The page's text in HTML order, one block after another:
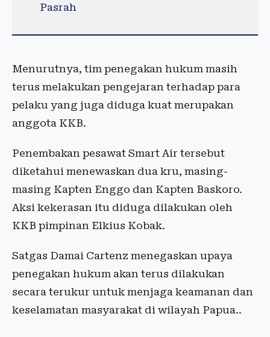
Pasrah
Menurutnya, tim penegakan hukum masih
terus melakukan pengejaran terhadap para
pelaku yang juga diduga kuat merupakan
anggota KKB.
Penembakan pesawat Smart Air tersebut
diketahui menewaskan dua kru, masing-
masing Kapten Enggo dan Kapten Baskoro.
Aksi kekerasan itu diduga dilakukan oleh
KKB pimpinan Elkius Kobak.
Satgas Damai Cartenz menegaskan upaya
penegakan hukum akan terus dilakukan
secara terukur untuk menjaga keamanan dan
keselamatan masyarakat di wilayah Papua..